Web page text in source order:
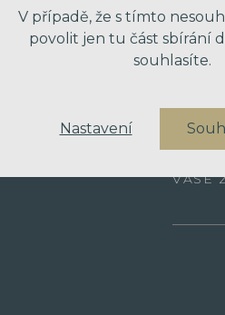
VÁŠ
VAŠE
V případě, že s tímto
povolit jen tu část sbírání
souhlasíte.
Nastavení